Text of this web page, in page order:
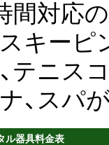
間対応
キーピ
テニス
、スパ
ル器具料金表